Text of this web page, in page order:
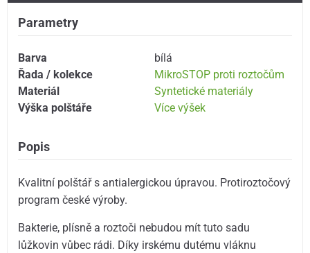
Parametry
Barva
bílá
Řada / kolekce
MikroSTOP proti roztočům
Materiál
Syntetické materiály
Výška polštáře
Více výšek
Popis
Kvalitní polštář s antialergickou úpravou. Protiroztočový
program české výroby.
Bakterie, plísně a roztoči nebudou mít tuto sadu
lůžkovin vůbec rádi. Díky irskému dutému vláknu